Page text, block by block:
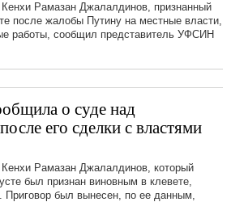
Рамазан Джалалдинов, признанный
после жалобы Путину на местные власти,
работы, сообщил представитель УФСИН
о суде над
его сделки с властями
Рамазан Джалалдинов, который
был признан виновным в клевете,
Приговор был вынесен, по ее данным,